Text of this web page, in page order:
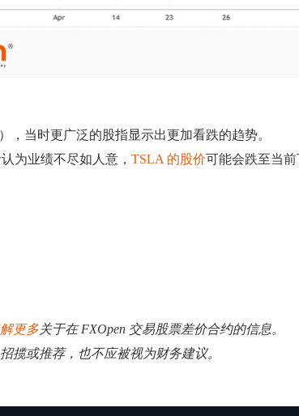
当时更广泛的股指显示出更加看跌的趋势。
为业绩不尽如人意， TSLA 的股价可能会跌至当
更多关于在 FXOpen 交易股票差价合约的信息。
揽或推荐，也不应被视为财务建议。